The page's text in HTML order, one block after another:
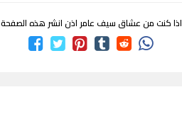
اذا كنت من عشاق سيف عامر اذن انشر هذه الصفحة